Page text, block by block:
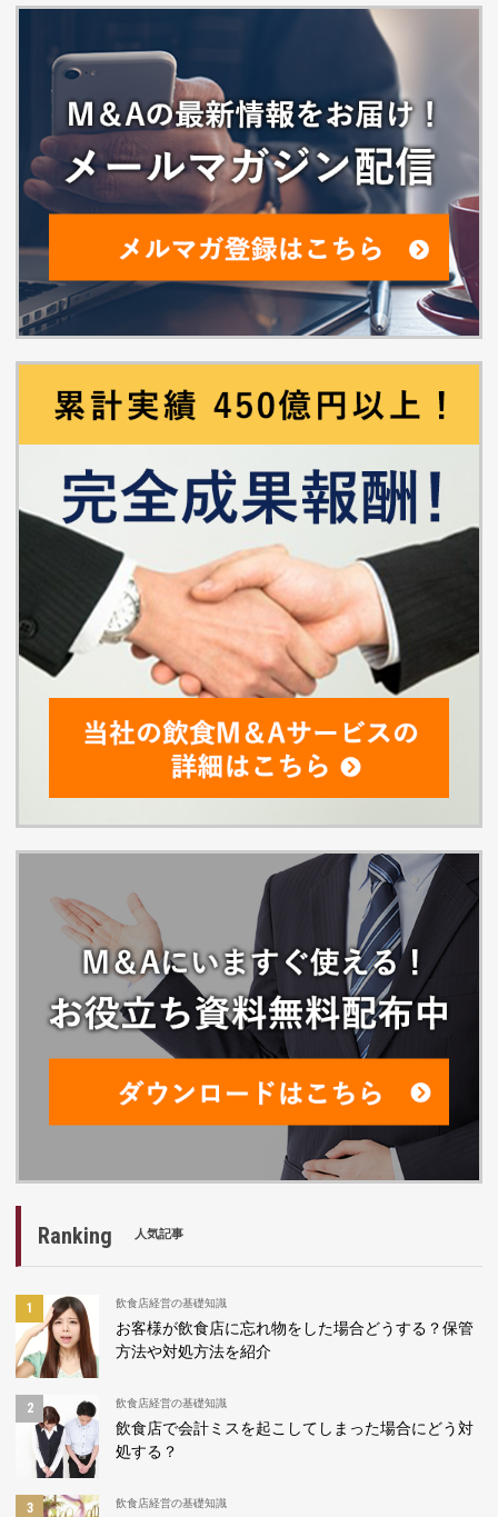
Ranking 人気記事
飲食店経営の基礎知識
お客様が飲食店に忘れ物をした場合どうする？保管
方法や対処方法を紹介
飲食店経営の基礎知識
飲食店で会計ミスを起こしてしまった場合にどう対
処する？
飲食店経営の基礎知識